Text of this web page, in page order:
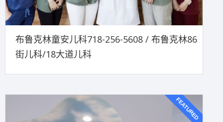
布鲁克林童安儿科718-256-5608 / 布鲁克林86
街儿科/18大道儿科
FEATURED